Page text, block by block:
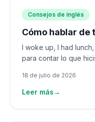
Consejos de inglés
Cómo hablar de
I woke up, I had
para contar lo que
18 de julio de 2026
Leer más→